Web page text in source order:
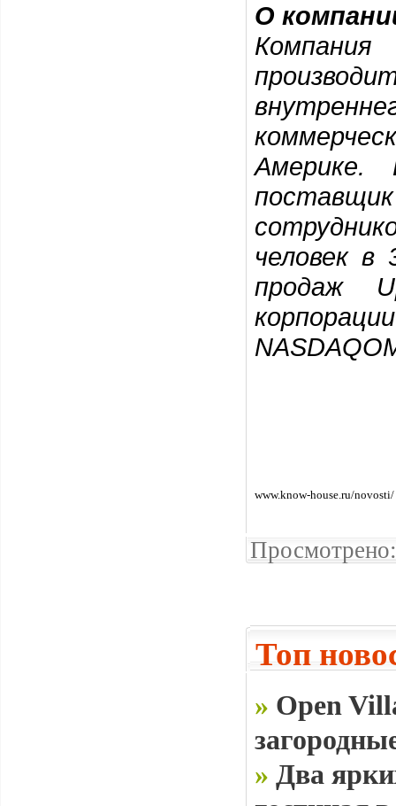
О
Компания
человек
продаж
NASDAQ
www.know-house.ru/novosti/
Топ
» Open
» Два